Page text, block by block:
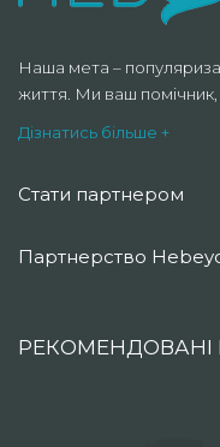
Наша мета –
життя. Ми ваш помічник,
Дізнатись більше +
Стати партнером
Партнерство
РЕКОМЕНДОВАНІ